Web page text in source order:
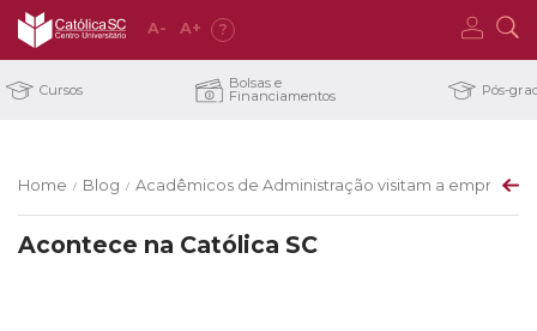
A- A+ ?
Cursos Bolsas e
Financiamentos Pós-
Home / Blog / Acadêmicos de Administração visitam a empresa
Acontece na Católica SC